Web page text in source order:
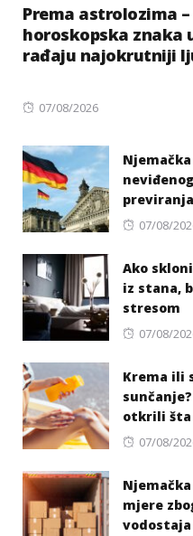
Prema astrolozima
horoskopska znaka
rađaju najokrutniji
Posted
07/08/2026
previranja
Posted
07/08/
Ako
iz stana,
stresom
Posted
07/08/
Krema ili
otkrili šta
Posted
07/08/
mjere